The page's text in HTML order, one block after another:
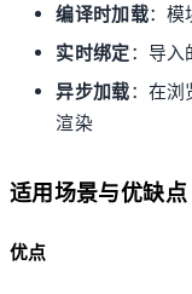
编译时加载：模
实时绑定：导
异步加载：在
渲染
适用场景与优缺点
优点